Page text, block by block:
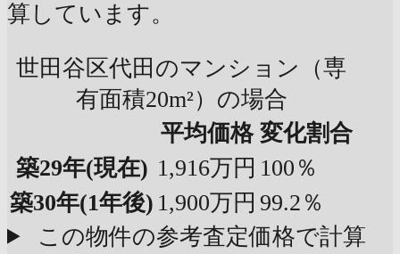
算しています。
世田谷区代田のマンション（専
有面積20m²）の場合
平均価格 変化割合
築29年(現在) 1,916万円 100％
築30年(1年後) 1,900万円 99.2％
この物件の参考査定価格で計算